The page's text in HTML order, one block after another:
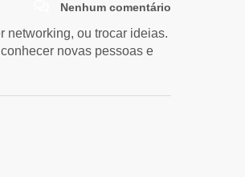
Nenhum comentário
networking, ou trocar ideias.
novas pessoas e